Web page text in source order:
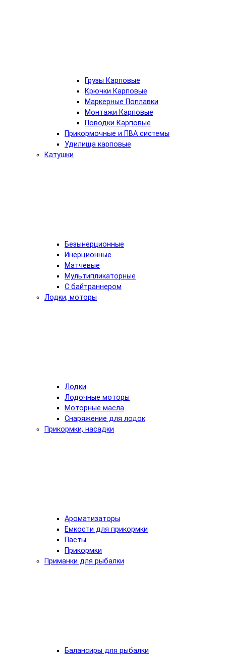
Грузы Карповые
Крючки Карповые
Маркерные Поплавки
Монтажи Карповые
Поводки Карповые
Прикормочные и ПВА системы
Удилища карповые
Катушки
Безынерционные
Инерционные
Матчевые
Мультипликаторные
С байтраннером
Лодки, моторы
Лодки
Лодочные моторы
Моторные масла
Снаряжение для лодок
Прикормки, насадки
Ароматизаторы
Емкости для прикормки
Пасты
Прикормки
Приманки для рыбалки
Балансиры для рыбалки